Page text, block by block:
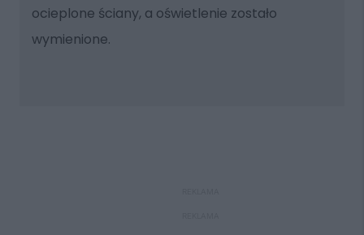
ocieplone ściany, a oświetlenie zostało
wymienione.